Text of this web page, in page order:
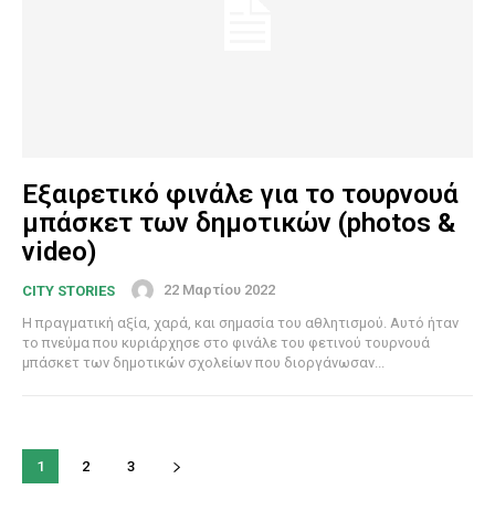
Εξαιρετικό φινάλε για το τουρνουά
μπάσκετ των δημοτικών (photos &
video)
CITY STORIES
22 Μαρτίου 2022
Η πραγματική αξία, χαρά, και σημασία του αθλητισμού. Αυτό ήταν
το πνεύμα που κυριάρχησε στο φινάλε του φετινού τουρνουά
μπάσκετ των δημοτικών σχολείων που διοργάνωσαν...
1 2 3